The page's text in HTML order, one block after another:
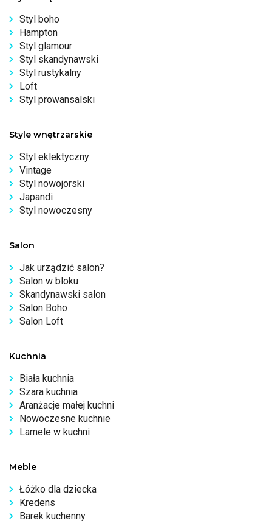
Styl boho
Hampton
Styl glamour
Styl skandynawski
Styl rustykalny
Loft
Styl prowansalski
Style wnętrzarskie
Styl eklektyczny
Vintage
Styl nowojorski
Japandi
Styl nowoczesny
Salon
Jak urządzić salon?
Salon w bloku
Skandynawski salon
Salon Boho
Salon Loft
Kuchnia
Biała kuchnia
Szara kuchnia
Aranżacje małej kuchni
Nowoczesne kuchnie
Lamele w kuchni
Meble
Łóżko dla dziecka
Kredens
Barek kuchenny